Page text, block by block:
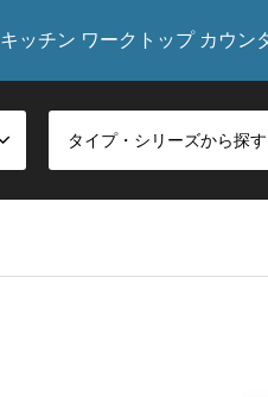
キッチン ワークトップ カウン
タイプ・シリーズから探す